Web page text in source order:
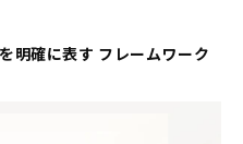
明確に表す フレームワーク